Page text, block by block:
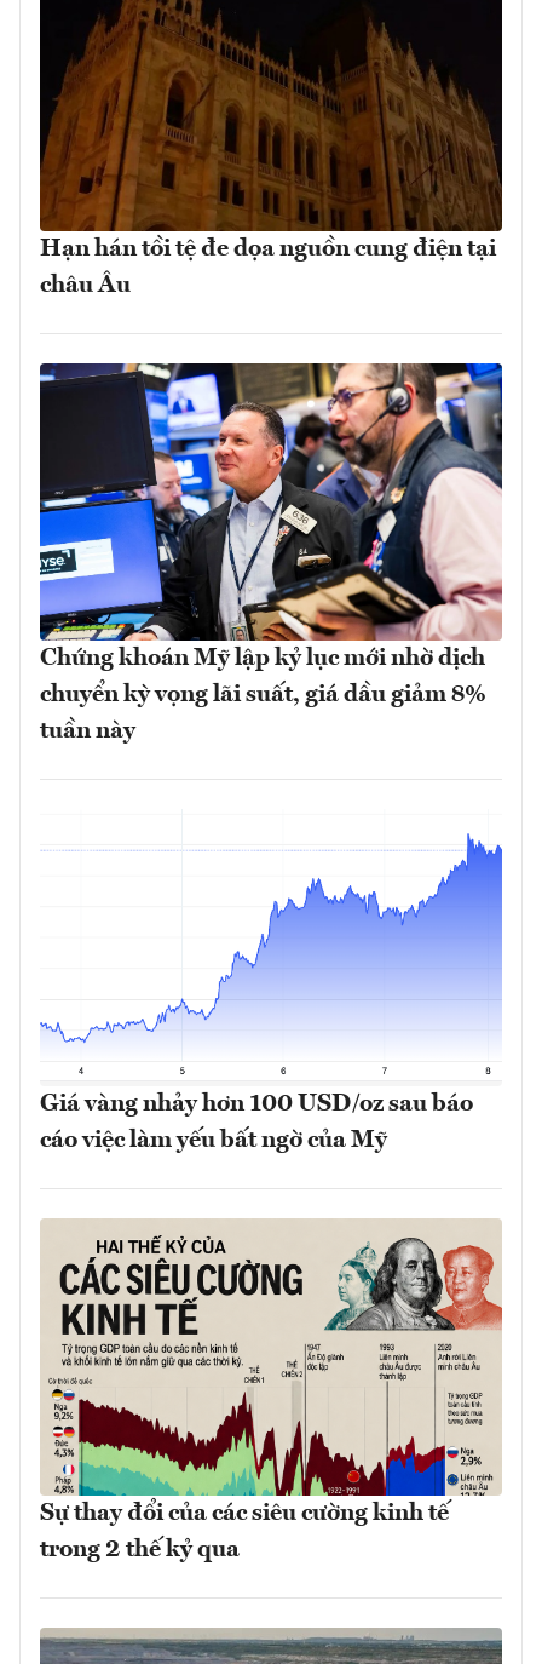
Hạn hán tồi tệ đe dọa nguồn cung điện tại
châu Âu
Chứng khoán Mỹ lập kỷ lục mới nhờ dịch
chuyển kỳ vọng lãi suất, giá dầu giảm 8%
tuần này
Giá vàng nhảy hơn 100 USD/oz sau báo
cáo việc làm yếu bất ngờ của Mỹ
Sự thay đổi của các siêu cường kinh tế
trong 2 thế kỷ qua